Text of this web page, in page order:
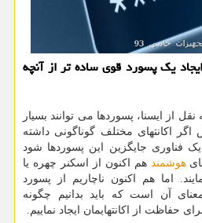
یك پسورد قوی ساده تر از آنچه
از ایسنا، پسوردها می توانند بسیار
اکانتهای مختلف گوناگونی داشته
یک فناوری جایگزین این پسوردها شود
هوشمند هم اکنون از اسکنر چهره یا
اما هم اکنون ناچاریم از پسورد
آن است که باید بدانیم چگونه
از اکانتهایمان ایجاد نماییم.